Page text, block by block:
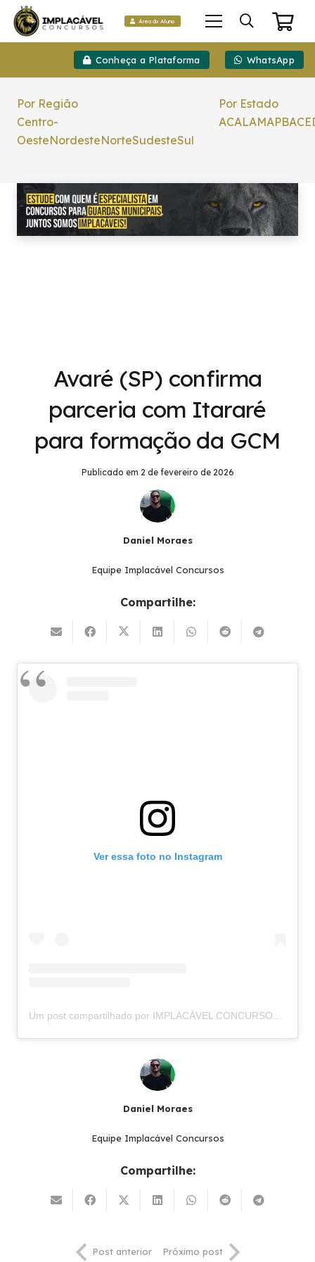
Área do Aluno
Conheça a Plataforma WhatsApp
Por Região
Centro-
OesteNordesteNorteSudesteSul
Por Estado
ACALAMAPBACE
Avaré (SP) confirma
parceria com Itararé
para formação da GCM
Publicado em 2 de fevereiro de 2026
Daniel Moraes
Equipe Implacável Concursos
Compartilhe:
Ver essa foto no Instagram
Um post compartilhado por IMPLACÁVEL CONCURSOS (@implacavelconcursos)
Daniel Moraes
Equipe Implacável Concursos
Compartilhe:
Post anterior Próximo post